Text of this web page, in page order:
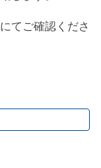
てご確認くださ